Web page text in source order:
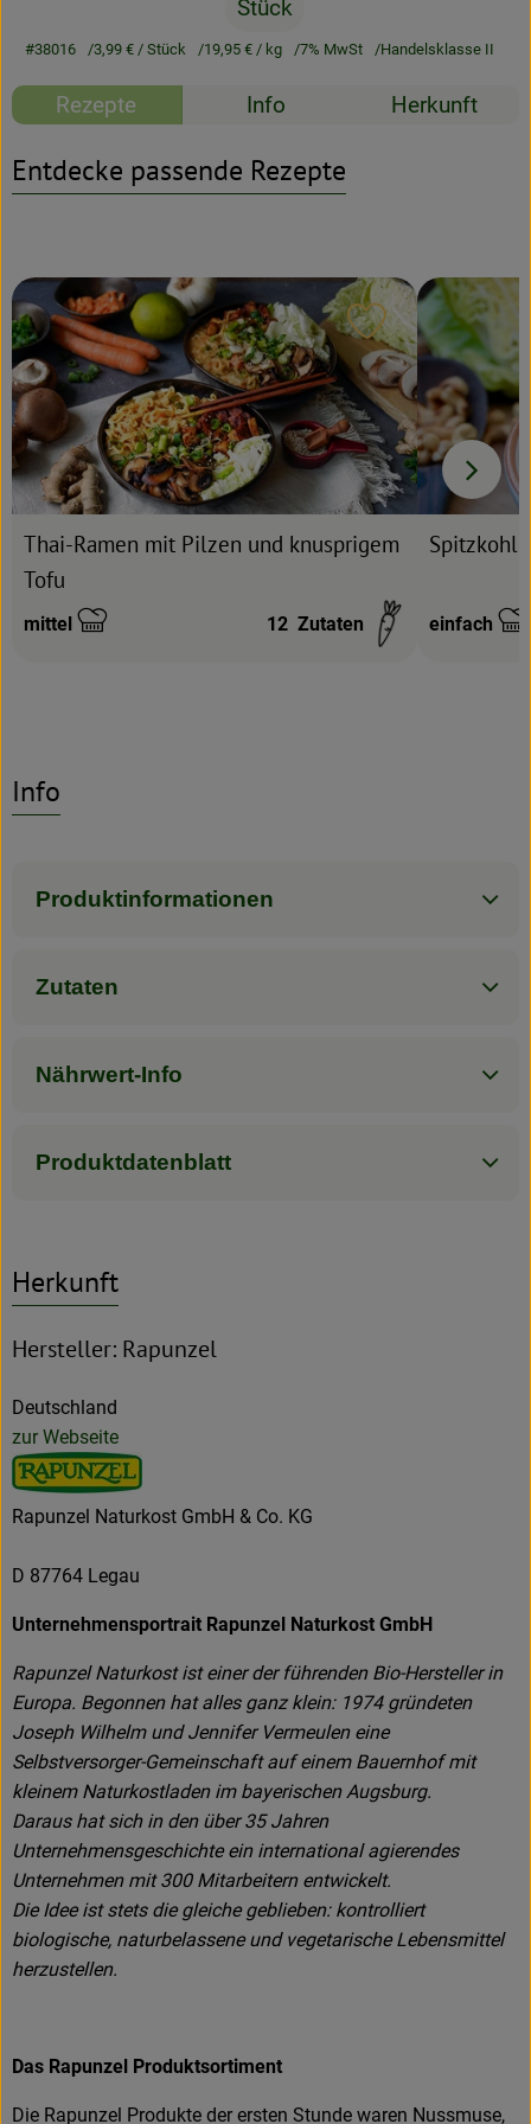
Rezeptarchiv
Stück
#38016 3,99 € / Stück 19,95 € / kg 7% MwSt Handelsklasse II
Rezepte Info Herkunft
Entdecke passende Rezepte
Thai-Ramen mit Pilzen und knusprigem
Tofu
Schwierigkeit:
mittel 12 Zutaten
Rezept zu
Spitzkohl-
einfach
Info
Produktinformationen
Zutaten
Nährwert-Info
Produktdatenblatt
Herkunft
Hersteller: Rapunzel
Deutschland
zur Webseite
Rapunzel Naturkost GmbH & Co. KG
D 87764 Legau
Unternehmensportrait Rapunzel Naturkost GmbH
Rapunzel Naturkost ist einer der führenden Bio-Hersteller in
Europa. Begonnen hat alles ganz klein: 1974 gründeten
Joseph Wilhelm und Jennifer Vermeulen eine
Selbstversorger-Gemeinschaft auf einem Bauernhof mit
kleinem Naturkostladen im bayerischen Augsburg.
Daraus hat sich in den über 35 Jahren
Unternehmensgeschichte ein international agierendes
Unternehmen mit 300 Mitarbeitern entwickelt.
Die Idee ist stets die gleiche geblieben: kontrolliert
biologische, naturbelassene und vegetarische Lebensmittel
herzustellen.
Das Rapunzel Produktsortiment
Die Rapunzel Produkte der ersten Stunde waren Nussmuse,